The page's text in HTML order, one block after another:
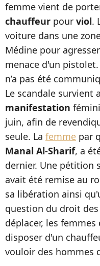
femme vient de
chauffeur pour viol.
voiture dans une
Médine pour
menace d'un
n’a pas été
Le scandale survient
manifestation
juin, afin de
seule. La femme par
Manal Al-Sharif, a
dernier. Une pétition
avait été remise au
sa libération ainsi
question du droit
déplacer, les
disposer d'un
vouloir des hommes